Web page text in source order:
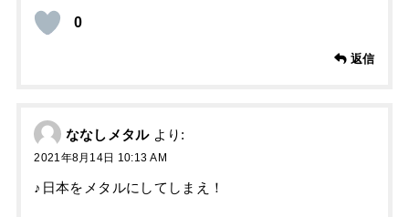
0
返信
ななしメタル より:
2021年8月14日 10:13 AM
♪日本をメタルにしてしまえ！